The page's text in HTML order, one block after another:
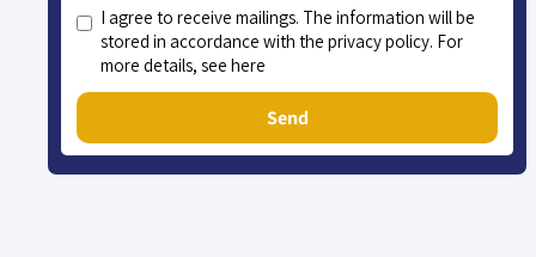
I agree to receive mailings. The information will be
stored in accordance with the privacy policy. For
more details, see here
Send